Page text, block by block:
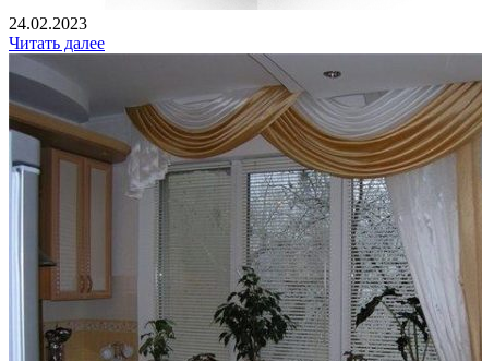
24.02.2023
Читать далее